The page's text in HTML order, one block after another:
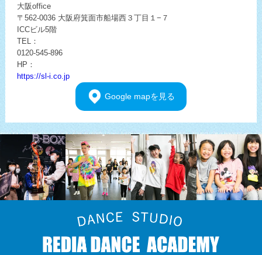
大阪office
〒562-0036 大阪府箕面市船場西３丁目１−７
ICCビル5階
TEL：
0120-545-896
HP：
https://sl-i.co.jp
Google mapを見る